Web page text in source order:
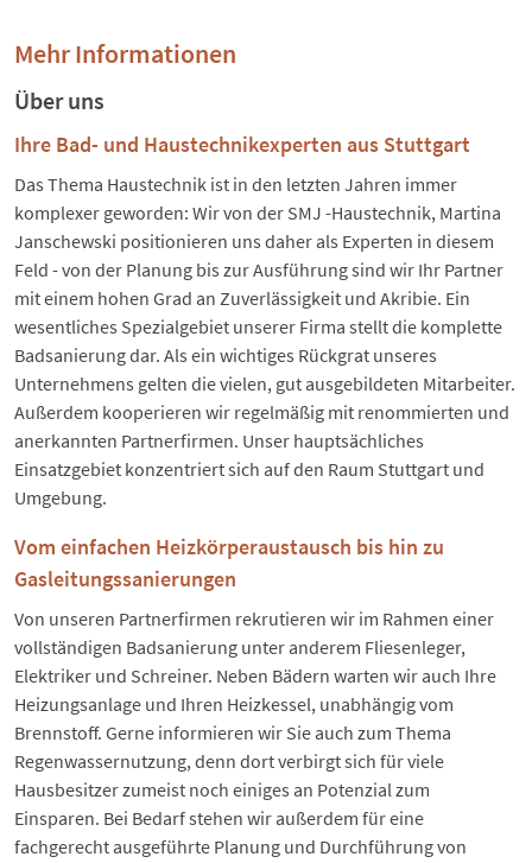
Mehr Informationen
Über uns
Ihre Bad- und Haustechnikexperten aus Stuttgart
Das Thema Haustechnik ist in den letzten Jahren immer
komplexer geworden: Wir von der SMJ -Haustechnik, Martina
Janschewski positionieren uns daher als Experten in diesem
Feld - von der Planung bis zur Ausführung sind wir Ihr Partner
mit einem hohen Grad an Zuverlässigkeit und Akribie. Ein
wesentliches Spezialgebiet unserer Firma stellt die komplette
Badsanierung dar. Als ein wichtiges Rückgrat unseres
Unternehmens gelten die vielen, gut ausgebildeten Mitarbeiter.
Außerdem kooperieren wir regelmäßig mit renommierten und
anerkannten Partnerfirmen. Unser hauptsächliches
Einsatzgebiet konzentriert sich auf den Raum Stuttgart und
Umgebung.
Vom einfachen Heizkörperaustausch bis hin zu
Gasleitungssanierungen
Von unseren Partnerfirmen rekrutieren wir im Rahmen einer
vollständigen Badsanierung unter anderem Fliesenleger,
Elektriker und Schreiner. Neben Bädern warten wir auch Ihre
Heizungsanlage und Ihren Heizkessel, unabhängig vom
Brennstoff. Gerne informieren wir Sie auch zum Thema
Regenwassernutzung, denn dort verbirgt sich für viele
Hausbesitzer zumeist noch einiges an Potenzial zum
Einsparen. Bei Bedarf stehen wir außerdem für eine
fachgerecht ausgeführte Planung und Durchführung von